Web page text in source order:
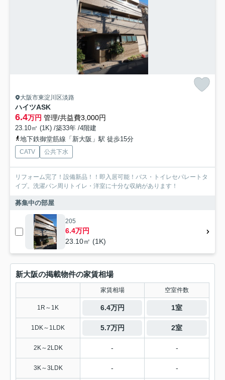
大阪市東淀川区淡路
ハイツASK
6.4万円 管理/共益費3,000円
23.10㎡ (1K) /築33年 /4階建
地下鉄御堂筋線「新大阪」駅 徒歩15分
CATV 公共下水
リフォーム完了！設備新品！！即入居可能！バス・トイレセパレートタ
イプ。洗濯パン周りトイレ・洋室に十分な収納があります！
募集中の部屋
205
6.4万円
23.10㎡ (1K)
新大阪の掲載物件の家賃相場
家賃相場 空室件数
1R～1K 6.4万円 1室
1DK～1LDK 5.7万円 2室
2K～2LDK - -
3K～3LDK - -